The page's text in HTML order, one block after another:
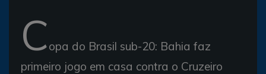
Copa do Brasil sub-20: Bahia faz
primeiro jogo em casa contra o Cruzeiro